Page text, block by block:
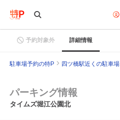
予約対象外 詳細情報
駐車場予約の特P 四ツ橋駅近くの駐車場
パーキング情報
タイムズ堀江公園北